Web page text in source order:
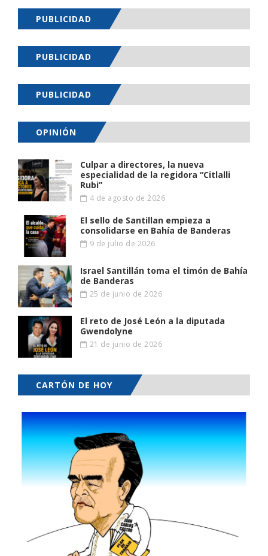
PUBLICIDAD
PUBLICIDAD
PUBLICIDAD
OPINIÓN
Culpar a directores, la nueva
especialidad de la regidora “Citlalli
Rubi”
4 de agosto de 2026
El sello de Santillan empieza a
consolidarse en Bahía de Banderas
9 de julio de 2026
Israel Santillán toma el timón de Bahía
de Banderas
25 de junio de 2026
El reto de José León a la diputada
Gwendolyne
21 de junio de 2026
CARTÓN DE HOY